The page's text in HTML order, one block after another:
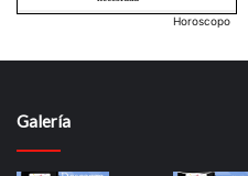
Horoscopo
Galería